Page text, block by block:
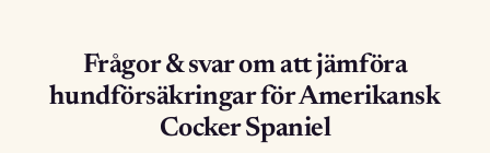
Frågor & svar om att jämföra
hundförsäkringar för Amerikansk
Cocker Spaniel